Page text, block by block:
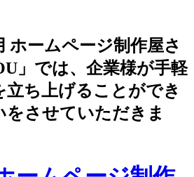
ホームページ制作屋さ
」では、企業様が手軽
立ち上げることができ
をさせていただきま